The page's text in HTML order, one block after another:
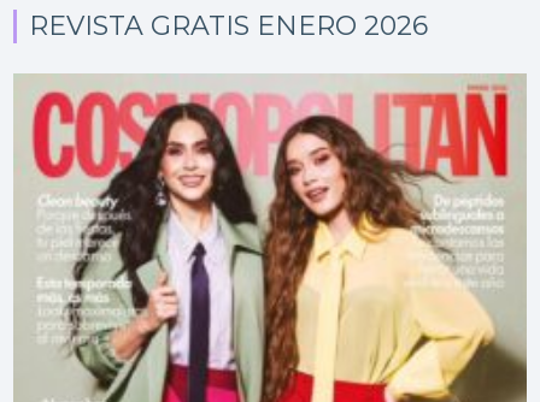
REVISTA GRATIS ENERO 2026